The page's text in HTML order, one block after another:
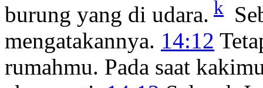
burung yang di udara. k
mengatakannya. 14:12
rumahmu. Pada saat